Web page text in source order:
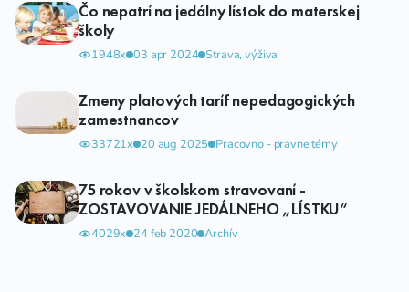
Čo nepatrí na jedálny lístok do materskej
školy
1948x 03 apr 2024 Strava, výživa
Zmeny platových taríf nepedagogických
zamestnancov
33721x 20 aug 2025 Pracovno - právne témy
75 rokov v školskom stravovaní -
ZOSTAVOVANIE JEDÁLNEHO „LÍSTKU“
4029x 24 feb 2020 Archív